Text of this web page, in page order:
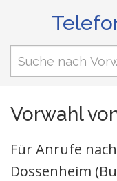
Vorwahl
Für Anrufe nach
Dossenheim